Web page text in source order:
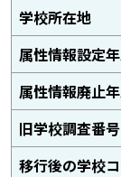
学校所在地
属性情報設定
属性情報廃止
旧学校調査番号
移行後の学校